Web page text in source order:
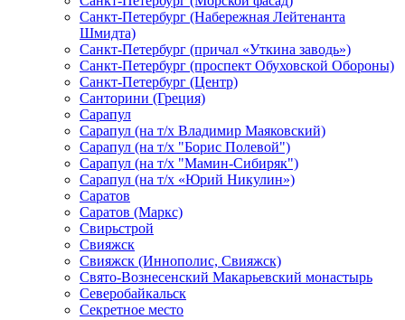
Санкт-Петербург (Набережная Лейтенанта
Шмидта)
Санкт-Петербург (причал «Уткина заводь»)
Санкт-Петербург (проспект Обуховской Обороны)
Санкт-Петербург (Центр)
Санторини (Греция)
Сарапул
Сарапул (на т/х Владимир Маяковский)
Сарапул (на т/х "Борис Полевой")
Сарапул (на т/х "Мамин-Сибиряк")
Сарапул (на т/х «Юрий Никулин»)
Саратов
Саратов (Маркс)
Свирьстрой
Свияжск
Свияжск (Иннополис, Свияжск)
Свято-Вознесенский Макарьевский монастырь
Северобайкальск
Секретное место